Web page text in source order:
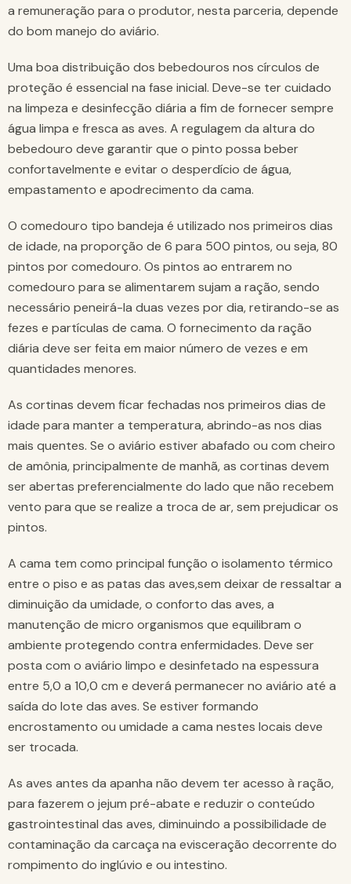
a remuneração para o produtor, nesta parceria, depende
do bom manejo do aviário.
Uma boa distribuição dos bebedouros nos círculos de
proteção é essencial na fase inicial. Deve-se ter cuidado
na limpeza e desinfecção diária a fim de fornecer sempre
água limpa e fresca as aves. A regulagem da altura do
bebedouro deve garantir que o pinto possa beber
confortavelmente e evitar o desperdício de água,
empastamento e apodrecimento da cama.
O comedouro tipo bandeja é utilizado nos primeiros dias
de idade, na proporção de 6 para 500 pintos, ou seja, 80
pintos por comedouro. Os pintos ao entrarem no
comedouro para se alimentarem sujam a ração, sendo
necessário peneirá-la duas vezes por dia, retirando-se as
fezes e partículas de cama. O fornecimento da ração
diária deve ser feita em maior número de vezes e em
quantidades menores.
As cortinas devem ficar fechadas nos primeiros dias de
idade para manter a temperatura, abrindo-as nos dias
mais quentes. Se o aviário estiver abafado ou com cheiro
de amônia, principalmente de manhã, as cortinas devem
ser abertas preferencialmente do lado que não recebem
vento para que se realize a troca de ar, sem prejudicar os
pintos.
A cama tem como principal função o isolamento térmico
entre o piso e as patas das aves,sem deixar de ressaltar a
diminuição da umidade, o conforto das aves, a
manutenção de micro organismos que equilibram o
ambiente protegendo contra enfermidades. Deve ser
posta com o aviário limpo e desinfetado na espessura
entre 5,0 a 10,0 cm e deverá permanecer no aviário até a
saída do lote das aves. Se estiver formando
encrostamento ou umidade a cama nestes locais deve
ser trocada.
As aves antes da apanha não devem ter acesso à ração,
para fazerem o jejum pré-abate e reduzir o conteúdo
gastrointestinal das aves, diminuindo a possibilidade de
contaminação da carcaça na evisceração decorrente do
rompimento do inglúvio e ou intestino.